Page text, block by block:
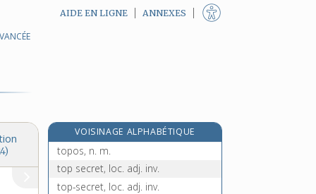
AIDE EN LIGNE ANNEXES
VOISINAGE ALPHABÉTIQUE
toponymique, adj.
topos, n. m.
top secret, loc. adj. inv.
top-secret, loc. adj. inv.